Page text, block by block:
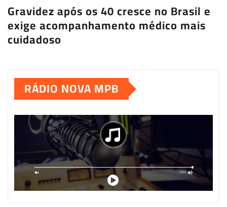
Gravidez após os 40 cresce no Brasil e
exige acompanhamento médico mais
cuidadoso
RÁDIO NOVA MPB